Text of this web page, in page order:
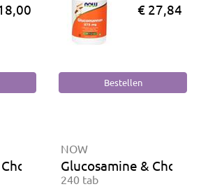
€ 27,84
Chondroïtine
NOW
Glucosamine &
240 tab